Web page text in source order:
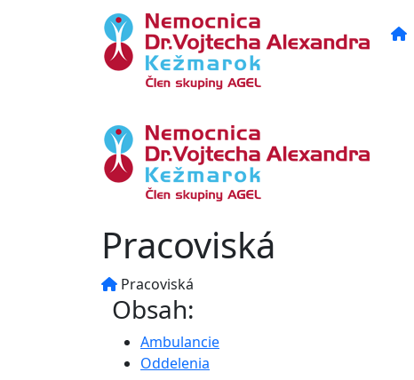
Pracoviská
Pracoviská
Obsah:
Ambulancie
Oddelenia